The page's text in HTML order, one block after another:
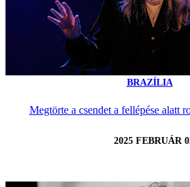
BRAZÍLIA
Megtörte a csendet a fellépése alatt
2025 FEBRUÁR